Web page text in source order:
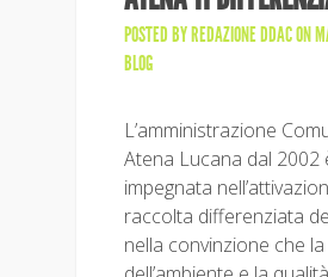
POSTED BYREDAZIONE DDACON
BLOG
L’amministrazione
Atena Lucana dal 2002
impegnata
raccolta differenziata
nella convinzione che